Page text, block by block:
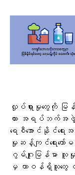
လှုပ်ရှားမှုတွေကို မြ
ယား အရပ်ဘက်
ရေစီအောင်နိုင်ရေး
မှုဆန့်ကျင်ရေးကော်
ဂွမ်ဂျုးမြန်မာ
မှ တာဝန်ရှိသူတွေ